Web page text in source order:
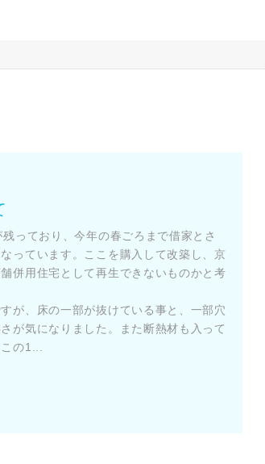
っており、今年の春ごろまで借家とさ
っています。ここを購入して改築し、京
併用住宅として再生できないものかと考
が、床の一部が抜けている事と、一部穴
が気になりました。また断熱材も入って
の1...